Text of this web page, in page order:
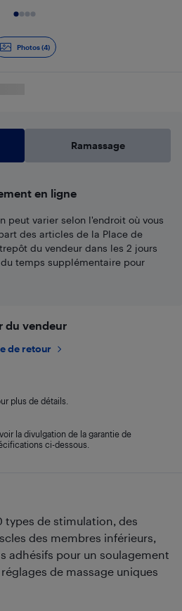
Photos (4)
types de stimulation, des
des membres inférieurs,
adhésifs pour un soulagement
de massage uniques
Ramassage
en ligne
peut varier selon l'endroit où vous
des articles de la Place de
du vendeur dans les 2 jours
temps supplémentaire pour
du vendeur
de retour
plus de détails.
la divulgation de la garantie de
ci-dessous.